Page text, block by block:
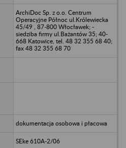
ArchiDoc Sp. z o.o. Centrum
Operacyjne Północ ul.Królewiecka
45/49 , 87-800 Włocławek; -
siedziba firmy ul.Bażantów 35; 40-
668 Katowice, tel. 48 32 355 68 40;
fax 48 32 355 68 70
dokumentacja osobowa i płacowa
SEke 610A-2/06